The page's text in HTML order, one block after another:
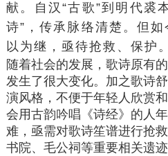
献。自汉“古歌”到明代裘
诗”，传承脉络清楚。但
以为继，亟待抢救、保护。
随着社会的发展，歌诗原有
发生了很大变化。加之歌诗
演风格，不便于年轻人欣赏
会用古韵吟唱《诗经》的人
难，亟需对歌诗笙谱进行抢
书院、毛公祠等重要相关遗